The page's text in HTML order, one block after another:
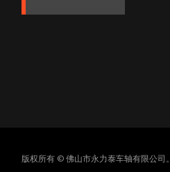
版权所有 © 佛山市永力泰车轴有限公司。